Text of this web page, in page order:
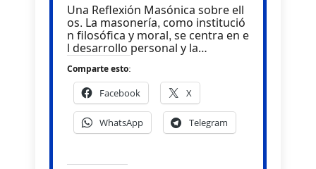
Una Reflexión Masónica sobre ell
os. La masonería, como institució
n filosófica y moral, se centra en e
l desarrollo personal y la…
Comparte esto:
Facebook X
WhatsApp Telegram